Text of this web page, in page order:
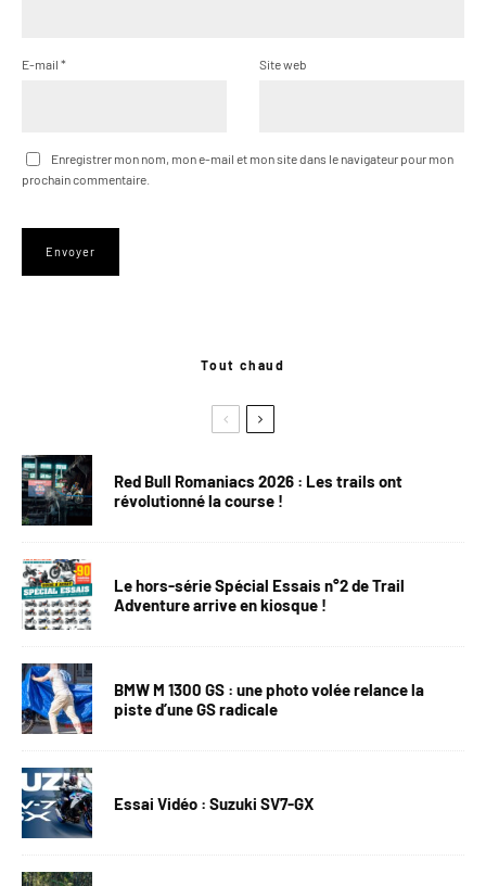
E-mail * Site web
Enregistrer mon nom, mon e-mail et mon site dans le navigateur pour mon
prochain commentaire.
Tout chaud
Red Bull Romaniacs 2026 : Les trails ont
révolutionné la course !
Le hors-série Spécial Essais n°2 de Trail
Adventure arrive en kiosque !
BMW M 1300 GS : une photo volée relance la
piste d’une GS radicale
Essai Vidéo : Suzuki SV7-GX